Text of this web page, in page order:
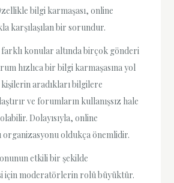
bilgi karmaşası, online
karşılaşılan bir sorundur.
konular altında birçok gönderi
hızlıca bir bilgi karmaşasına yol
aradıkları bilgilere
ve forumların kullanışsız hale
Dolayısıyla, online
oldukça önemlidir.
etkili bir şekilde
için moderatörlerin rolü büyüktür.